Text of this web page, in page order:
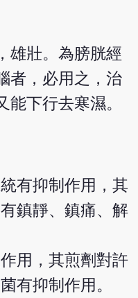
雄壯。為膀胱經
者，必用之，治
下行去寒濕。
有抑制作用，其
鎮靜、鎮痛、解
用，其煎劑對許
有抑制作用。